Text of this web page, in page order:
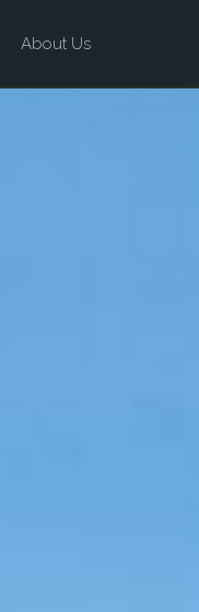
About Us